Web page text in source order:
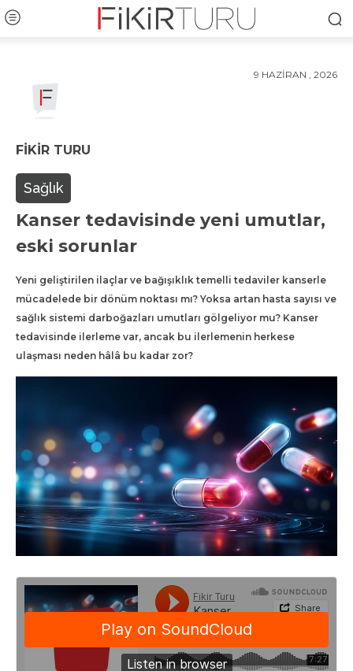
9 HAZIRAN , 2026
FIKIR TURU
Sağlık
Kanser tedavisinde yeni umutlar,
eski sorunlar
Yeni geliştirilen ilaçlar ve bağışıklık temelli tedaviler kanserle
mücadelede bir dönüm noktası mı? Yoksa artan hasta sayısı ve
sağlık sistemi darboğazları umutları gölgeliyor mu? Kanser
tedavisinde ilerleme var, ancak bu ilerlemenin herkese
ulaşması neden hâlâ bu kadar zor?